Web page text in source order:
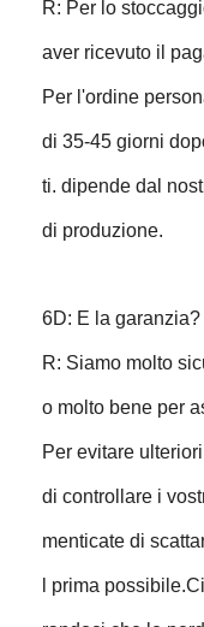
R: Per lo
aver ricevuto il
Per l'ordine
di 35-45 giorni
ti. dipende dal
di produzione.
6D: E la garanzia?
R: Siamo molto
o molto bene per
Per evitare
di controllare i
menticate di
l prima